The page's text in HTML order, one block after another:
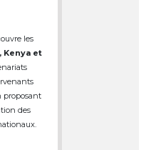
les
Kenya et
proposant
des